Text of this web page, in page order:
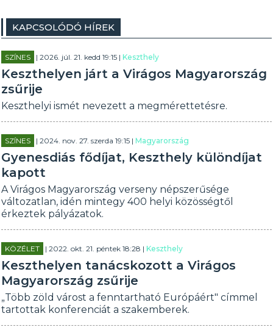
KAPCSOLÓDÓ HÍREK
SZÍNES | 2026. júl. 21. kedd 19:15 |Keszthely
Keszthelyen járt a Virágos Magyarország
zsűrije
Keszthelyi ismét nevezett a megmérettetésre.
SZÍNES | 2024. nov. 27. szerda 19:15 |Magyarország
Gyenesdiás fődíjat, Keszthely különdíjat
kapott
A Virágos Magyarország verseny népszerűsége
változatlan, idén mintegy 400 helyi közösségtől
érkeztek pályázatok.
KÖZÉLET | 2022. okt. 21. péntek 18:28 |Keszthely
Keszthelyen tanácskozott a Virágos
Magyarország zsűrije
„Több zöld várost a fenntartható Európáért" címmel
tartottak konferenciát a szakemberek.